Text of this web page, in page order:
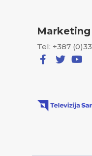
Marketing
Tel: +387